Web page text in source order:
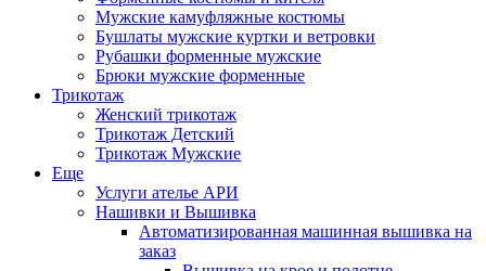
Мужские камуфляжные костюмы
Бушлаты мужские куртки и ветровки
Рубашки форменные мужские
Брюки мужские форменные
Трикотаж
Женский трикотаж
Трикотаж Детский
Трикотаж Мужские
Еще
Услуги ателье АРИ
Нашивки и Вышивка
Автоматизированная машинная вышивка на
заказ